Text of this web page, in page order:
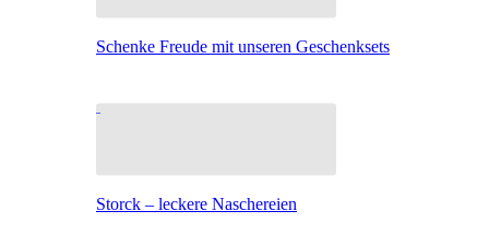
Schenke Freude mit unseren Geschenksets
Storck – leckere Naschereien